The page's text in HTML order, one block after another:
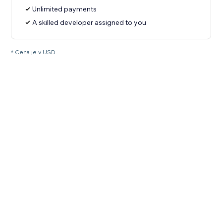
Unlimited payments
A skilled developer assigned to you
* Cena je v USD.